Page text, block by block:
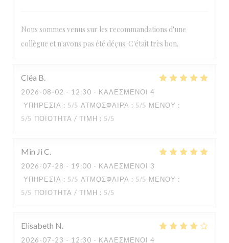
Nous sommes venus sur les recommandations d'une
collègue et n'avons pas été déçus. C'était très bon.
Cléa B
2026-08-02 - 12:30 - ΚΑΛΕΣΜΈΝΟΙ 4
ΥΠΗΡΕΣΊΑ : 5/5 ΑΤΜΌΣΦΑΙΡΑ : 5/5 ΜΕΝΟΎ :
5/5 ΠΟΙΌΤΗΤΑ / ΤΙΜΉ : 5/5
Min Ji C
2026-07-28 - 19:00 - ΚΑΛΕΣΜΈΝΟΙ 3
ΥΠΗΡΕΣΊΑ : 5/5 ΑΤΜΌΣΦΑΙΡΑ : 5/5 ΜΕΝΟΎ :
5/5 ΠΟΙΌΤΗΤΑ / ΤΙΜΉ : 5/5
Elisabeth N
2026-07-23 - 12:30 - ΚΑΛΕΣΜΈΝΟΙ 4